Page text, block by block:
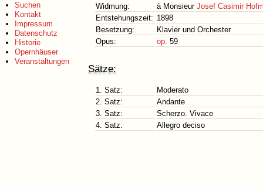
Suchen
Kontakt
Impressum
Datenschutz
Historie
Opernhäuser
Veranstaltungen
Widmung:
à Monsieur Josef Casimir
Entstehungszeit: 1898
Besetzung:
Klavier und Orchester
Opus:
op. 59
Sätze:
1. Satz:
Moderato
2. Satz:
Andante
3. Satz:
Scherzo. Vivace
4. Satz:
Allegro deciso